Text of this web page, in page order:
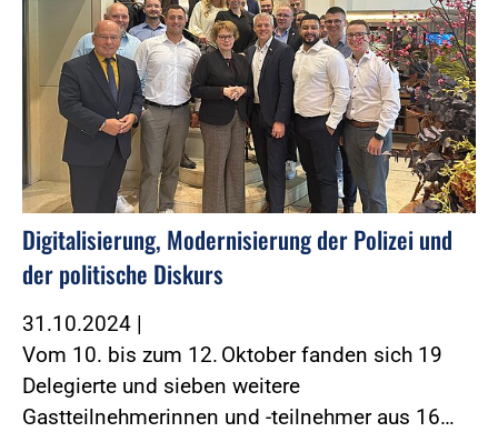
Digitalisierung, Modernisierung der Polizei und
der politische Diskurs
31.10.2024 |
Vom 10. bis zum 12. Oktober fanden sich 19
Delegierte und sieben weitere
Gastteilnehmerinnen und -teilnehmer aus 16…